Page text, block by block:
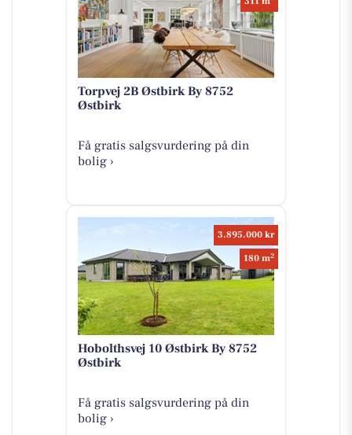
Torpvej 2B Østbirk By 8752
Østbirk
Få gratis salgsvurdering på din
bolig ›
3.895.000 kr
180 m2
Hobolthsvej 10 Østbirk By 8752
Østbirk
Få gratis salgsvurdering på din
bolig ›